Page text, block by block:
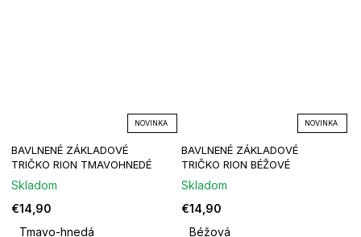
NOVINKA
BAVLNENÉ ZÁKLADOVÉ
TRIČKO RION TMAVOHNEDÉ
Skladom
€14,90
Tmavo-hnedá
NOVINKA
BAVLNENÉ ZÁKLADOVÉ
TRIČKO RION BÉŽOVÉ
Skladom
€14,90
Béžová